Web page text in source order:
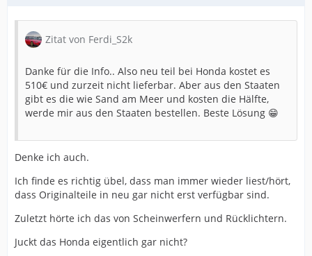
Zitat von Ferdi_S2k
Danke für die Info.. Also neu teil bei Honda kostet es
510€ und zurzeit nicht lieferbar. Aber aus den Staaten
gibt es die wie Sand am Meer und kosten die Hälfte,
werde mir aus den Staaten bestellen. Beste Lösung 😁
Denke ich auch.
Ich finde es richtig übel, dass man immer wieder liest/hört,
dass Originalteile in neu gar nicht erst verfügbar sind.
Zuletzt hörte ich das von Scheinwerfern und Rücklichtern.
Juckt das Honda eigentlich gar nicht?